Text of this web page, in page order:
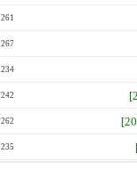
261
267
234
242
262
235